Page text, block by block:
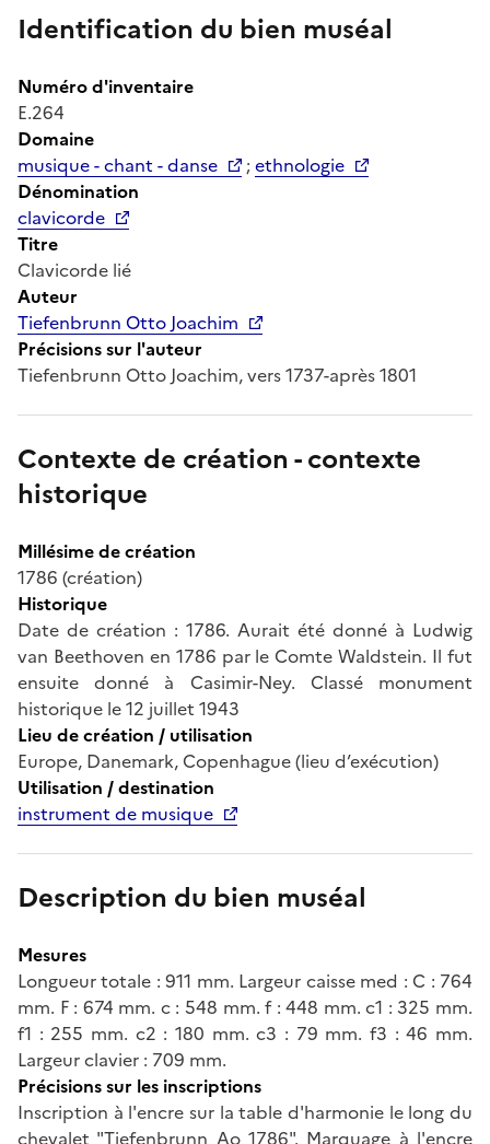
Identification du bien muséal
Numéro d'inventaire
E.264
Domaine
musique - chant - danse
;ethnologie
Dénomination
clavicorde
Titre
Clavicorde lié
Auteur
Tiefenbrunn Otto Joachim
Précisions sur l'auteur
Tiefenbrunn Otto Joachim, vers 1737-après 1801
Contexte de création - contexte
historique
Millésime de création
1786 (création)
Historique
Date de création : 1786. Aurait été donné à Ludwig
van Beethoven en 1786 par le Comte Waldstein. Il fut
ensuite donné à Casimir-Ney. Classé monument
historique le 12 juillet 1943
Lieu de création / utilisation
Europe, Danemark, Copenhague (lieu d’exécution)
Utilisation / destination
instrument de musique
Description du bien muséal
Mesures
Longueur totale : 911 mm. Largeur caisse med : C : 764
mm. F : 674 mm. c : 548 mm. f : 448 mm. c1 : 325 mm.
f1 : 255 mm. c2 : 180 mm. c3 : 79 mm. f3 : 46 mm.
Largeur clavier : 709 mm.
Précisions sur les inscriptions
Inscription à l'encre sur la table d'harmonie le long du
chevalet "Tiefenbrunn Ao 1786". Marquage à l'encre